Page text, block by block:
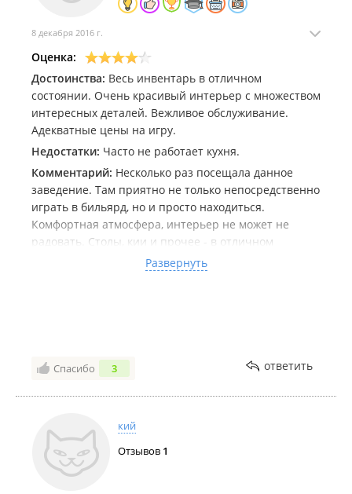
8 декабря 2016 г.
Оценка:
Достоинства: Весь инвентарь в отличном
состоянии. Очень красивый интерьер с множеством
интересных деталей. Вежливое обслуживание.
Адекватные цены на игру.
Недостатки: Часто не работает кухня.
Комментарий: Несколько раз посещала данное
заведение. Там приятно не только непосредственно
играть в бильярд, но и просто находиться.
Комфортная атмосфера, интерьер не может не
радовать. Столы, кии и прочее - в отличном
сушиста, поэтому, если приходили голодные -
играли час и уходили вместо того чтоб продлить
свое время нахождения в этом замечательном
главное направление заведения, но, если
приезжаешь голодный после работы и есть
желание не только поиграть, но и поесть - лучше
Развернуть
Спасибо 3 ответить
кий
Отзывов 1